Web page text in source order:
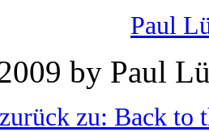
Paul
by Paul
zurück zu: Back to